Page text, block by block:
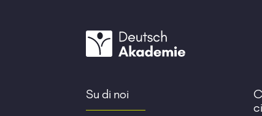
Su di noi